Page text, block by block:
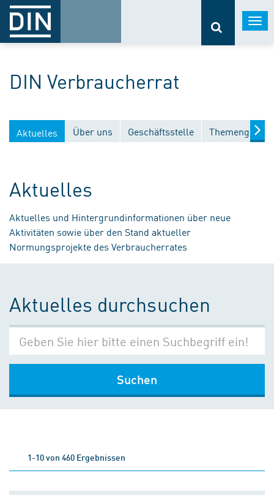
DIN Verbraucherrat
Aktuelles Über uns Geschäftsstelle
Aktuelles
Aktuelles und Hintergrundinformationen über neue
Aktivitäten sowie über den Stand aktueller
Normungsprojekte des Verbraucherrates
Aktuelles durchsuchen
Suchen
1-10 von 460 Ergebnissen